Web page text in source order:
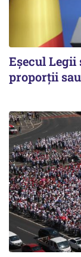
Eșecul
proporții